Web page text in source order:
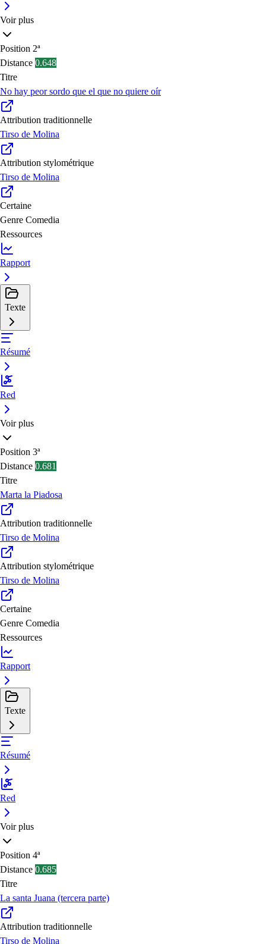
Voir plus
Position 2ª
Distance 0.648
Titre
No hay peor sordo que el que no quiere oír
Attribution traditionnelle
Tirso de Molina
Attribution stylométrique
Tirso de Molina
Certaine
Genre Comedia
Ressources
Rapport
Texte
Résumé
Red
Voir plus
Position 3ª
Distance 0.681
Titre
Marta la Piadosa
Attribution traditionnelle
Tirso de Molina
Attribution stylométrique
Tirso de Molina
Certaine
Genre Comedia
Ressources
Rapport
Texte
Résumé
Red
Voir plus
Position 4ª
Distance 0.685
Titre
La santa Juana (tercera parte)
Attribution traditionnelle
Tirso de Molina